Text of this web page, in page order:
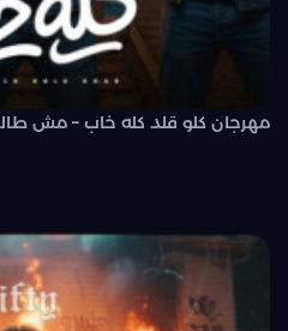
مهرجان كلو قلد كله خاب – مش